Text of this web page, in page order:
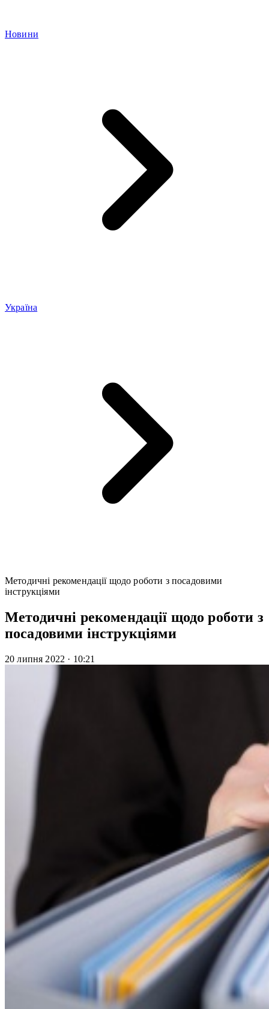
Новини
Україна
Методичні рекомендації щодо роботи з посадовими
інструкціями
Методичні рекомендації щодо роботи з
посадовими інструкціями
20 липня 2022 · 10:21